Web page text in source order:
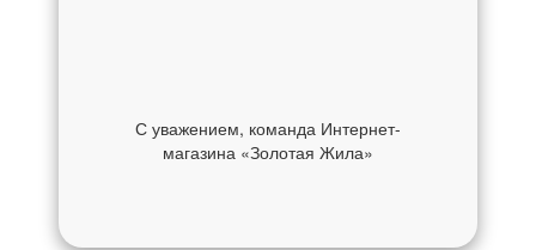
С уважением, команда Интернет-
магазина «Золотая Жила»